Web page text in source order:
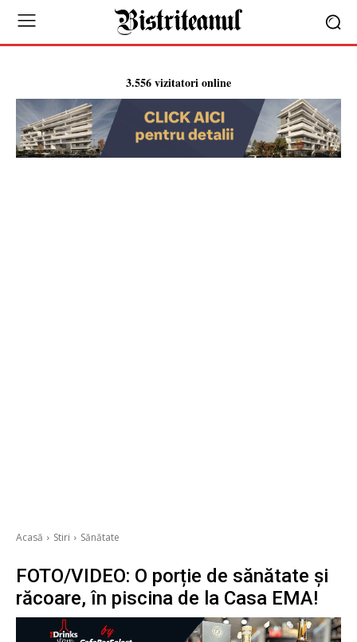
3.556 vizitatori online
Acasă Stiri Sănătate
FOTO/VIDEO: O porție de sănătate și
răcoare, în piscina de la Casa EMA!